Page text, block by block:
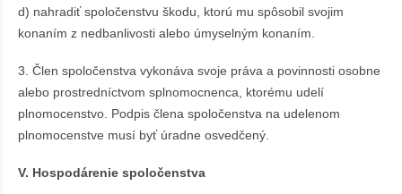
d) nahradiť spoločenstvu škodu, ktorú mu spôsobil svojim
konaním z nedbanlivosti alebo úmyselným konaním.
3. Člen spoločenstva vykonáva svoje práva a povinnosti osobne
alebo prostredníctvom splnomocnenca, ktorému udelí
plnomocenstvo. Podpis člena spoločenstva na udelenom
plnomocenstve musí byť úradne osvedčený.
V. Hospodárenie spoločenstva